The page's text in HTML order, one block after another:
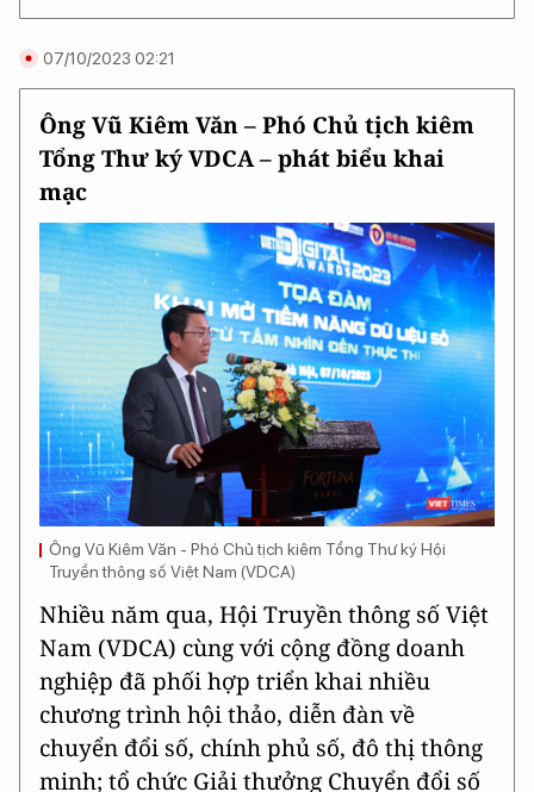
07/10/2023 02:21
Ông Vũ Kiêm Văn – Phó Chủ tịch kiêm
Tổng Thư ký VDCA – phát biểu khai
mạc
Ông Vũ Kiêm Văn - Phó Chủ tịch kiêm Tổng Thư ký Hội
Truyền thông số Việt Nam (VDCA)
Nhiều năm qua, Hội Truyền thông số Việt
Nam (VDCA) cùng với cộng đồng doanh
nghiệp đã phối hợp triển khai nhiều
chương trình hội thảo, diễn đàn về
chuyển đổi số, chính phủ số, đô thị thông
minh; tổ chức Giải thưởng Chuyển đổi số